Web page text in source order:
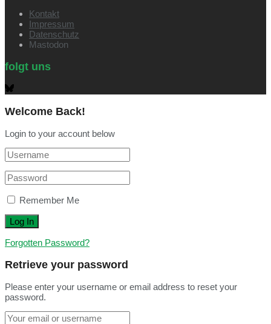
Kontakt
Impressum
Datenschutz
Mastodon
folgt uns
Welcome Back!
Login to your account below
Remember Me
Forgotten Password?
Retrieve your password
Please enter your username or email address to reset your
password.